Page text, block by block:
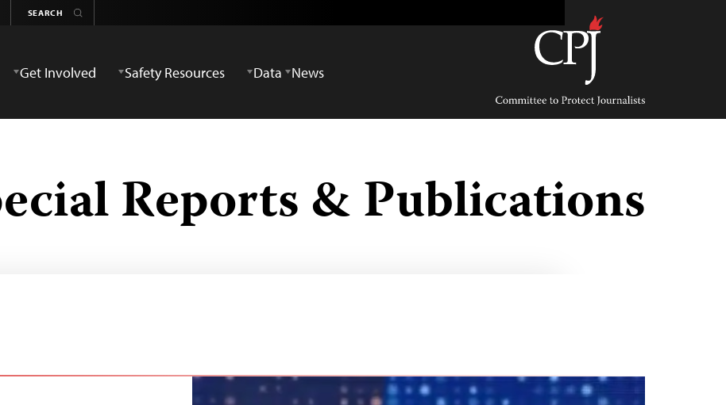
Committee
Protect
Journalists
News
Data
Safety Resources
Get Involved
Reports & Publications